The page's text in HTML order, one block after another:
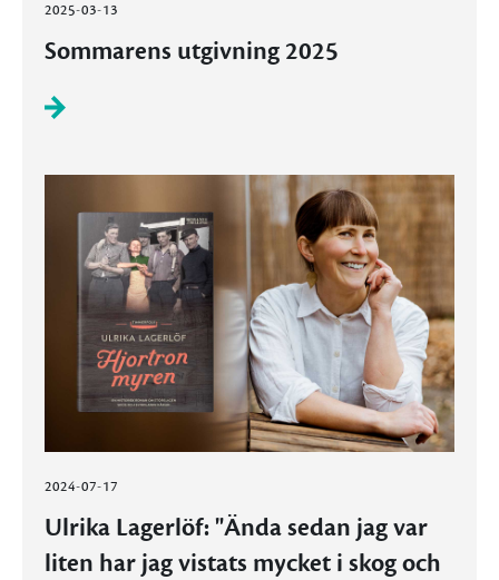
2025-03-13
Sommarens utgivning 2025
2024-07-17
Ulrika Lagerlöf: "Ända sedan jag var
liten har jag vistats mycket i skog och